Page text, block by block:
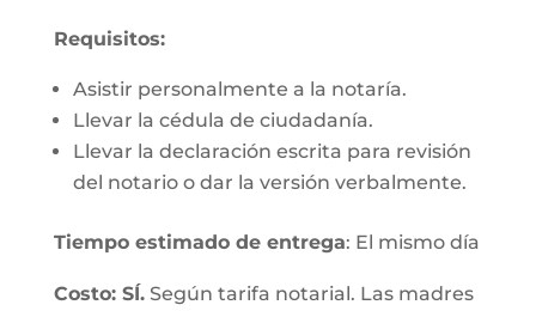
Requisitos:
Asistir personalmente a la notaría.
Llevar la cédula de ciudadanía.
Llevar la declaración escrita para revisión
del notario o dar la versión verbalmente.
Tiempo estimado de entrega: El mismo día
Costo: SÍ.Según tarifa notarial. Las madres